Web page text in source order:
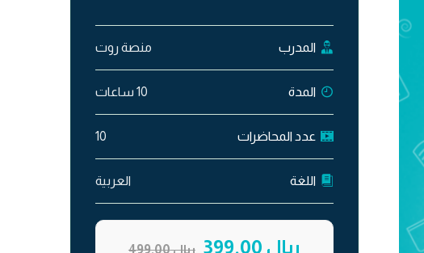
المدرب منصة روت
المدة 10 ساعات
عدد المحاضرات 10
اللغة العربية
ريال 399.00 ريال 499.00